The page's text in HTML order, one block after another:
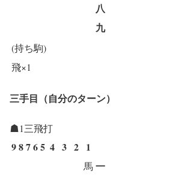
八
九
(持ち駒)
飛×1
三手目（自分のターン）
☗1三飛打
98765 4 3 2 1
馬一